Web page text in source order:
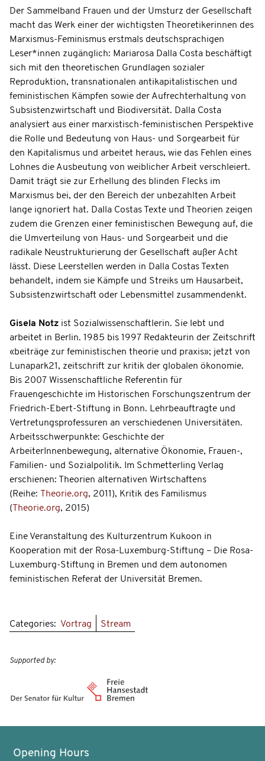
Der Sammelband Frauen und der Umsturz der Gesellschaft
macht das Werk einer der wichtigsten Theoretikerinnen des
Marxismus-Feminismus erstmals deutschsprachigen
Leser*innen zugänglich: Mariarosa Dalla Costa beschäftigt
sich mit den theoretischen Grundlagen sozialer
Reproduktion, transnationalen antikapitalistischen und
feministischen Kämpfen sowie der Aufrechterhaltung von
Subsistenzwirtschaft und Biodiversität. Dalla Costa
analysiert aus einer marxistisch-feministischen Perspektive
die Rolle und Bedeutung von Haus- und Sorgearbeit für
den Kapitalismus und arbeitet heraus, wie das Fehlen eines
Lohnes die Ausbeutung von weiblicher Arbeit verschleiert.
Damit trägt sie zur Erhellung des blinden Flecks im
Marxismus bei, der den Bereich der unbezahlten Arbeit
lange ignoriert hat. Dalla Costas Texte und Theorien zeigen
zudem die Grenzen einer feministischen Bewegung auf, die
die Umverteilung von Haus- und Sorgearbeit und die
radikale Neustrukturierung der Gesellschaft außer Acht
lässt. Diese Leerstellen werden in Dalla Costas Texten
behandelt, indem sie Kämpfe und Streiks um Hausarbeit,
Subsistenzwirtschaft oder Lebensmittel zusammendenkt.
Gisela Notz ist Sozialwissenschaftlerin. Sie lebt und
arbeitet in Berlin. 1985 bis 1997 Redakteurin der Zeitschrift
«beiträge zur feministischen theorie und praxis»; jetzt von
Lunapark21, zeitschrift zur kritik der globalen ökonomie.
Bis 2007 Wissenschaftliche Referentin für
Frauengeschichte im Historischen Forschungszentrum der
Friedrich-Ebert-Stiftung in Bonn. Lehrbeauftragte und
Vertretungsprofessuren an verschiedenen Universitäten.
Arbeitsschwerpunkte: Geschichte der
ArbeiterInnenbewegung, alternative Ökonomie, Frauen-,
Familien- und Sozialpolitik. Im Schmetterling Verlag
erschienen: Theorien alternativen Wirtschaftens
(Reihe:
Theorie.org, 2011), Kritik des Familismus
( Theorie.org, 2015)
Eine Veranstaltung des Kulturzentrum Kukoon in
Kooperation mit der Rosa-Luxemburg-Stiftung – Die Rosa-
Luxemburg-Stiftung in Bremen und dem autonomen
feministischen Referat der Universität Bremen.
Categories: Vortrag Stream
Supported by:
Opening Hours